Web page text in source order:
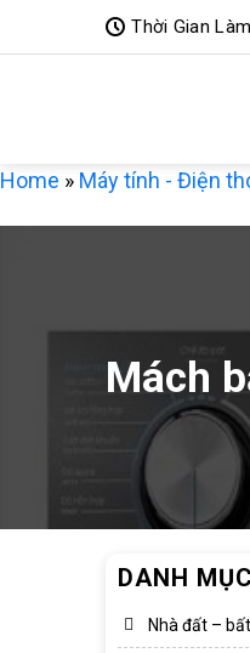
qua
Thời Gian
Home » Máy tính - Điện
Mách
DANH
Nhà đất –